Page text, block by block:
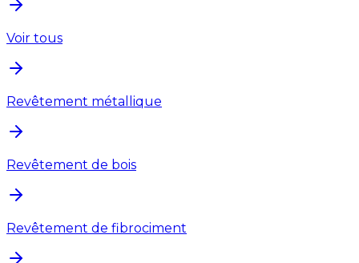
Voir tous
Revêtement métallique
Revêtement de bois
Revêtement de fibrociment